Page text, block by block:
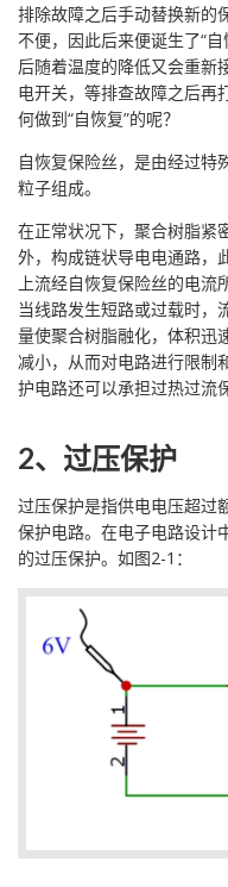
排除故障之后手动替换新的
不便，因此后来便诞生了“
后随着温度的降低又会重新
电开关，等排查故障之后再
何做到“自恢复”的呢？
自恢复保险丝，是由经过特
粒子组成。
在正常状况下，聚合树脂紧
外，构成链状导电电通路，
上流经自恢复保险丝的电流
当线路发生短路或过载时，
量使聚合树脂融化，体积迅
减小，从而对电路进行限制
护电路还可以承担过热过流
2、过压保护
过压保护是指供电电压超过
保护电路。在电子电路设计
的过压保护。如图2-1：